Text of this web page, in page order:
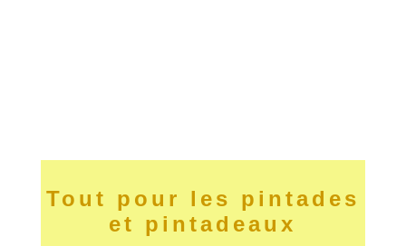
Tout pour les pintades
et pintadeaux